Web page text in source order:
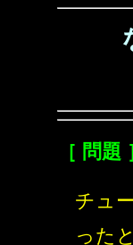
［ 問題
チュ
った